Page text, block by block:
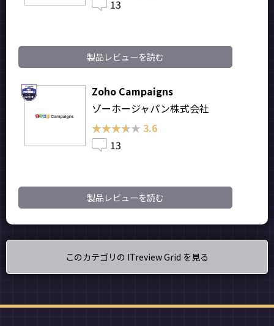
13
製品レビューを読む
Zoho Campaigns
ゾーホージャパン株式会社
★★★★★
★★★★★ 3.6
13
製品レビューを読む
このカテゴリの ITreview Grid を見る